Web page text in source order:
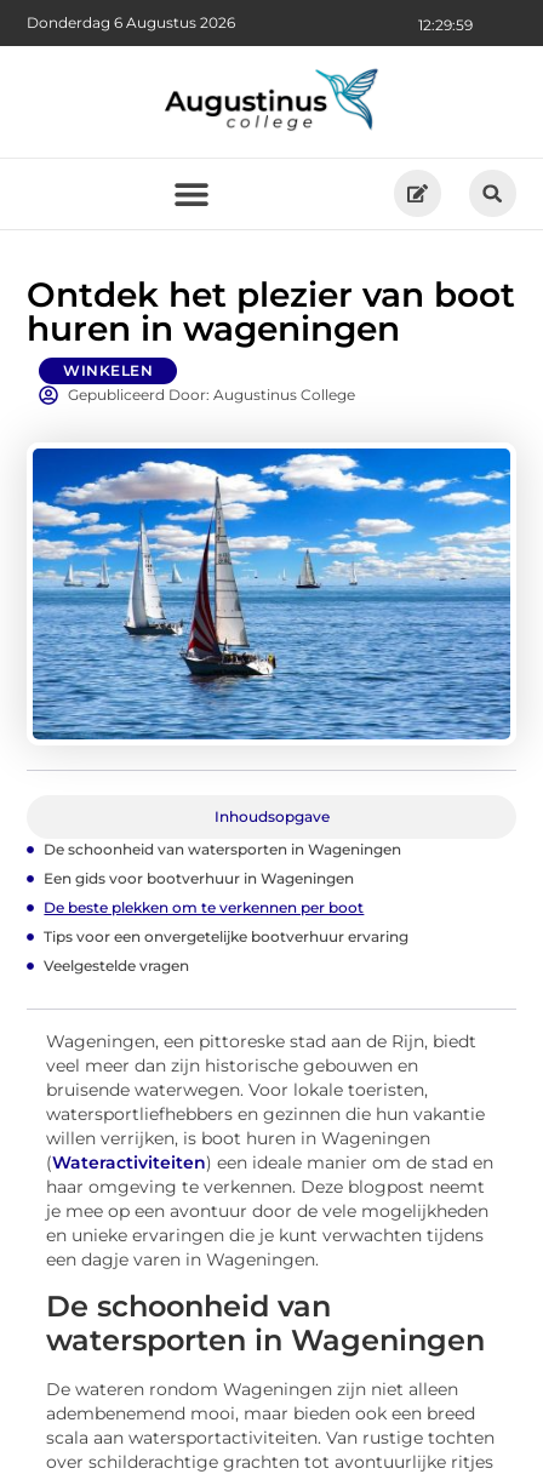
12:30:00
Donderdag 6 Augustus 2026
Ontdek het plezier van boot
huren in wageningen
WINKELEN
Gepubliceerd Door: Augustinus College
Inhoudsopgave
De schoonheid van watersporten in Wageningen
Een gids voor bootverhuur in Wageningen
De beste plekken om te verkennen per boot
Tips voor een onvergetelijke bootverhuur ervaring
Veelgestelde vragen
Wageningen, een pittoreske stad aan de Rijn, biedt
veel meer dan zijn historische gebouwen en
bruisende waterwegen. Voor lokale toeristen,
watersportliefhebbers en gezinnen die hun vakantie
willen verrijken, is boot huren in Wageningen
(Wateractiviteiten) een ideale manier om de stad en
haar omgeving te verkennen. Deze blogpost neemt
je mee op een avontuur door de vele mogelijkheden
en unieke ervaringen die je kunt verwachten tijdens
een dagje varen in Wageningen.
De schoonheid van
watersporten in Wageningen
De wateren rondom Wageningen zijn niet alleen
adembenemend mooi, maar bieden ook een breed
scala aan watersportactiviteiten. Van rustige tochten
over schilderachtige grachten tot avontuurlijke ritjes